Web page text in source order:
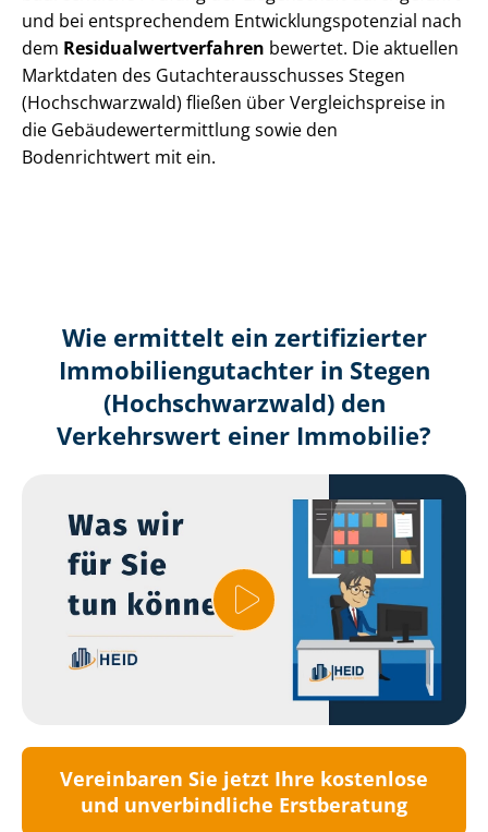
und bei entsprechendem Ent­wick­lungs­po­ten­zi­al nach
dem Re­si­du­al­wert­ver­fah­ren bewertet. Die aktuellen
Marktdaten des Gut­ach­ter­aus­schus­ses Stegen
(Hochschwarzwald) fließen über Ver­gleichs­prei­se in
die Ge­bäu­de­wert­ermitt­lung sowie den
Bodenrichtwert mit ein.
Wie ermittelt ein zertifizierter
Immobilien­gutachter in Stegen
(Hochschwarzwald) den
Verkehrswert einer Immobilie?
Vereinbaren Sie jetzt Ihre kostenlose
und unverbindliche Erstberatung